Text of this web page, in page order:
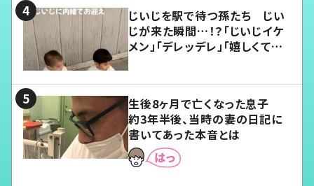
じいじを駅で待つ孫たち じい
じが来た瞬間…！？「じいじイケ
メン」「デレッデレ」「嬉しくて可
生後8ヶ月で亡くなった息子
約3年半後、当時の妻の日記に
書いてあった本音とは